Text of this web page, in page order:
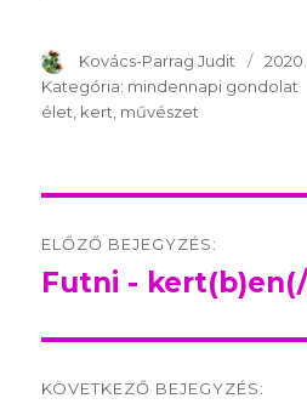
SzerzÅ
Kovács-Parrag Judit
Kategória: Kategória:
mindennapi gondolat
élet kert művészet
navigation
ELŐZŐ BEJEGYZÉS:
Előző
Futni -
KÖVETKEZŐ BEJEGYZÉS: